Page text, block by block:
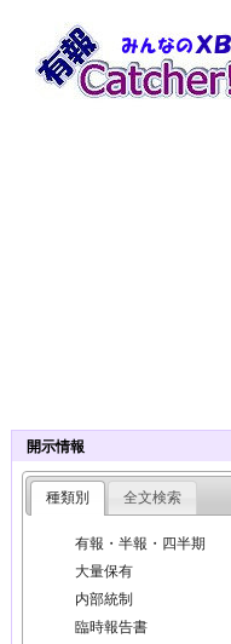
開示情報
種類別 全文検索
有報・半報・四半期
大量保有
内部統制
臨時報告書